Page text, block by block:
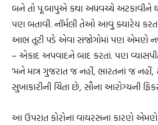
બને તો પૂ.બાપુએ કથા અધવચ્ચે અટકાવીને
પણ બતાવી. નૉર્મલી તેઓ આવું ક્યારેય
આભ તૂટી પડે એવા સંજોગોમાં પણ એમણે નવ
– એકાદ અપવાદને બાદ કરતાં. પણ
‘મને માત્ર ગુજરાત જ નહીં, ભારતનાં જ નહીં,
સુખાકારીની ચિંતા છે, સૌના આરોગ્યની
આ ઉપરાંત કોરોના વાયરસના કારણે એમણે